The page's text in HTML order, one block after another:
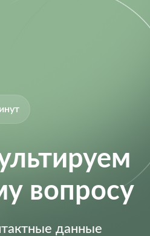
вопросу
данные